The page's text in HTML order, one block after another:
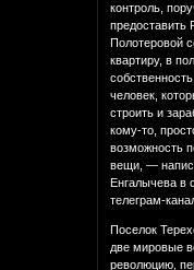
контроль,
предоставить
Полотеровой
квартиру, в
человек,
строить и
кому-то,
возможность
вещи, —
Енгалычева в
телеграм-
Поселок
две мировые
революцию,